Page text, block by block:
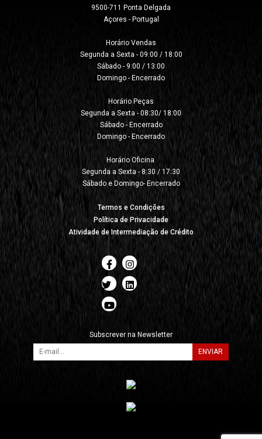
9500-711 Ponta Delgada
Açores - Portugal
Horário Vendas
Segunda a Sexta - 09:00 / 18:00
Sábado - 9:00 / 13:00
Domingo - Encerrado
Horário Peças
Segunda a Sexta - 08:30/ 18:00
Sábado - Encerrado
Domingo - Encerrado
Horário Oficina
Segunda a Sexta - 8:30 / 17:30
Sábado e Domingo- Encerrado
Termos e Condições
Política de Privacidade
Atividade de Intermediação de Crédito
Subscrever na Newsletter
ENVIAR